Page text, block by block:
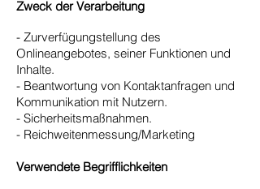
Zweck der Verarbeitung
- Zurverfügungstellung des
Onlineangebotes, seiner Funktionen und
Inhalte.
- Beantwortung von Kontaktanfragen und
Kommunikation mit Nutzern.
- Sicherheitsmaßnahmen.
- Reichweitenmessung/Marketing
Verwendete Begrifflichkeiten